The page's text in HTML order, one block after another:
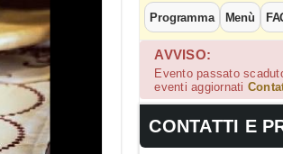
Programma Menù
AVVISO:
Evento passato
eventi aggiornati
CONTATTI E